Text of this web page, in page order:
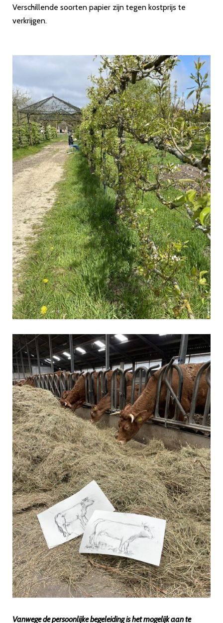
Verschillende soorten papier zijn tegen kostprijs te
verkrijgen.
Vanwege de persoonlijke begeleiding is het mogelijk aan te